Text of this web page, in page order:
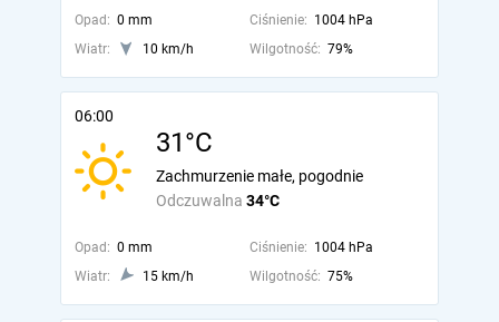
Opad: 0 mm Ciśnienie: 1004 hPa
Wiatr:
10 km/h Wilgotność: 79%
06:00
31°C
Odczuwalna 34°C
Zachmurzenie małe, pogodnie
Opad: 0 mm Ciśnienie: 1004 hPa
Wiatr:
15 km/h Wilgotność: 75%